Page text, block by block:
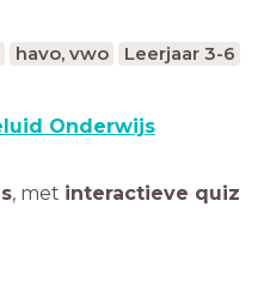
havo, vwo Leerjaar 3-6
Onderwijs
, met interactieve quiz